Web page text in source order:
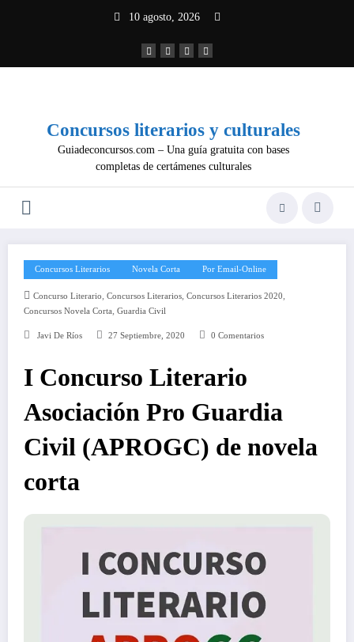
10 agosto, 2026
Concursos literarios y culturales
Guiadeconcursos.com – Una guía gratuita con bases
completas de certámenes culturales
Concursos Literarios Novela Corta Por Email-Online
Concurso Literario, Concursos Literarios, Concursos Literarios 2020,
Concursos Novela Corta, Guardia Civil
Javi De Ríos 27 Septiembre, 2020 0 Comentarios
I Concurso Literario
Asociación Pro Guardia
Civil (APROGC) de novela
corta